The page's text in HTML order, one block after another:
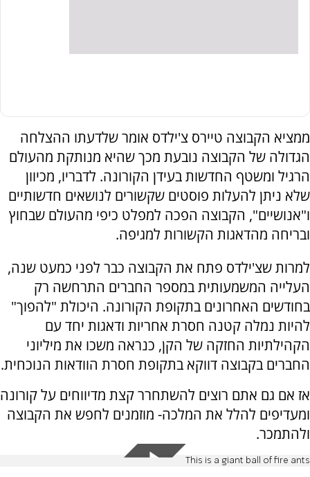
ממציא הקבוצה טיירס צ'ילדס אומר שלדעתו ההצלחה
הגדולה של הקבוצה נובעת מכך שהיא מנותקת מהעולם
הרגיל ומשטף החדשות בעידן הקורונה. לדבריו, מכיוון
שלא ניתן להעלות פוסטים שקשורים לנושאים חדשותיים
ו"אנושיים", הקבוצה הפכה למפלט כיפי מהעולם שבחוץ
ובריחה מהדאגות הקשורות למגיפה.
למרות שצ'ילדס פתח את הקבוצה כבר לפני כמעט שנה,
העלייה המשמעותית במספר החברים התרחשה רק
בחודשים האחרונים בתקופת הקורונה. היכולת "להפוך"
להיות נמלה קטנה חסרת אחריות ודאגות יחד עם
הקהילתיות החזקה של הקן, כנראה משכו את מיליוני
החברים בקבוצה דווקא בתקופת חסרת הוודאות הנוכחית.
אז אם גם אתם רוצים להשתחרר קצת מדיווחים על קורונה
ומעדיפים להלל את המלכה- מוזמנים לחפש את הקבוצה
ולהתמכר.
This is a giant ball of fire ants